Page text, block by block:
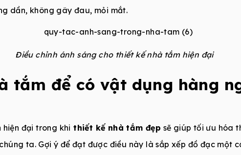
dần, không gây đau, mỏi mắt.
Điều chỉnh ánh sáng cho thiết kế nhà tắm hiện đại
tắm để có vật dụng hàng
hiện đại trong khi thiết kế nhà tắm đẹp sẽ giúp tối ưu hóa
ta. Gợi ý để đạt được điều này là sắp xếp đồ đạc một